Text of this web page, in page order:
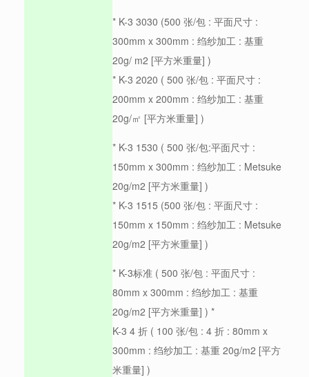
* K-3 3030 (500 张/包 : 平面尺寸 :
300mm x 300mm : 绉纱加工 : 基重
20g/ m2 [平方米重量] )
* K-3 2020 ( 500 张/包 : 平面尺寸 :
200mm x 200mm : 绉纱加工 : 基重
20g/㎡ [平方米重量] )
* K-3 1530 ( 500 张/包:平面尺寸 :
150mm x 300mm : 绉纱加工 : Metsuke
20g/m2 [平方米重量] )
* K-3 1515 (500 张/包 : 平面尺寸 :
150mm x 150mm : 绉纱加工 : Metsuke
20g/m2 [平方米重量] )
* K-3标准 ( 500 张/包 : 平面尺寸 :
80mm x 300mm : 绉纱加工 : 基重
20g/m2 [平方米重量] ) *
K-3 4 折 ( 100 张/包 : 4 折 : 80mm x
300mm : 绉纱加工 : 基重 20g/m2 [平方
米重量] )